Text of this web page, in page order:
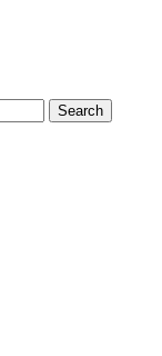
Search